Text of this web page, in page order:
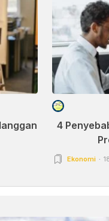
4
Ekonomi